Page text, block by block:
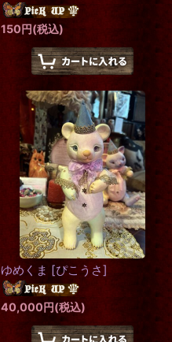
150円(税込)
ゆめくま [ぴこうさ]
40,000円(税込)